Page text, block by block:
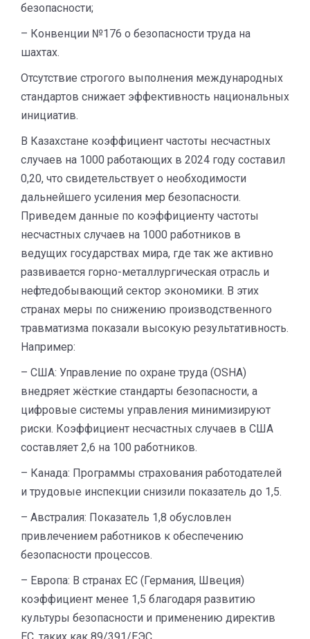
безопасности;
– Конвенции №176 о безопасности труда на
шахтах.
Отсутствие строгого выполнения международных
стандартов снижает эффективность национальных
инициатив.
В Казахстане коэффициент частоты несчастных
случаев на 1000 работающих в 2024 году составил
0,20, что свидетельствует о необходимости
дальнейшего усиления мер безопасности.
Приведем данные по коэффициенту частоты
несчастных случаев на 1000 работников в
ведущих государствах мира, где так же активно
развивается горно-металлургическая отрасль и
нефтедобывающий сектор экономики. В этих
странах меры по снижению производственного
травматизма показали высокую результативность.
Например:
– США: Управление по охране труда (OSHA)
внедряет жёсткие стандарты безопасности, а
цифровые системы управления минимизируют
риски. Коэффициент несчастных случаев в США
составляет 2,6 на 100 работников.
– Канада: Программы страхования работодателей
и трудовые инспекции снизили показатель до 1,5.
– Австралия: Показатель 1,8 обусловлен
привлечением работников к обеспечению
безопасности процессов.
– Европа: В странах ЕС (Германия, Швеция)
коэффициент менее 1,5 благодаря развитию
культуры безопасности и применению директив